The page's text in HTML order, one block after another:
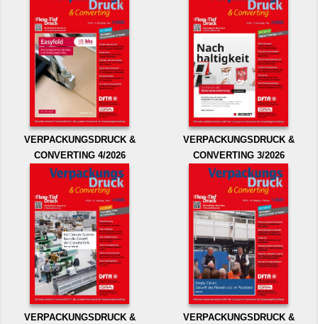
VERPACKUNGSDRUCK &
CONVERTING 4/2026
VERPACKUNGSDRUCK &
CONVERTING 3/2026
VERPACKUNGSDRUCK &
VERPACKUNGSDRUCK &